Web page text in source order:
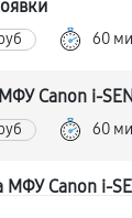
60
Canon
60
Canon